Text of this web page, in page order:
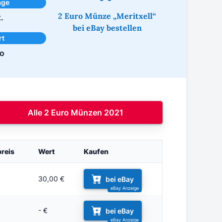
2 Euro Münze „Meritxell“
bei eBay bestellen
Alle 2 Euro Münzen 2021
Wert Kaufen
30,00 € bei eBay
- € bei eBay